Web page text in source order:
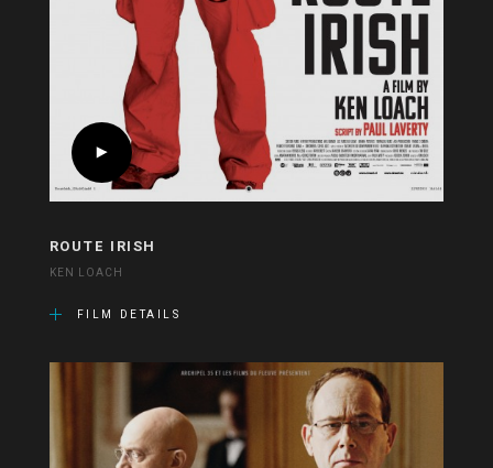
ROUTE IRISH
KEN LOACH
FILM DETAILS